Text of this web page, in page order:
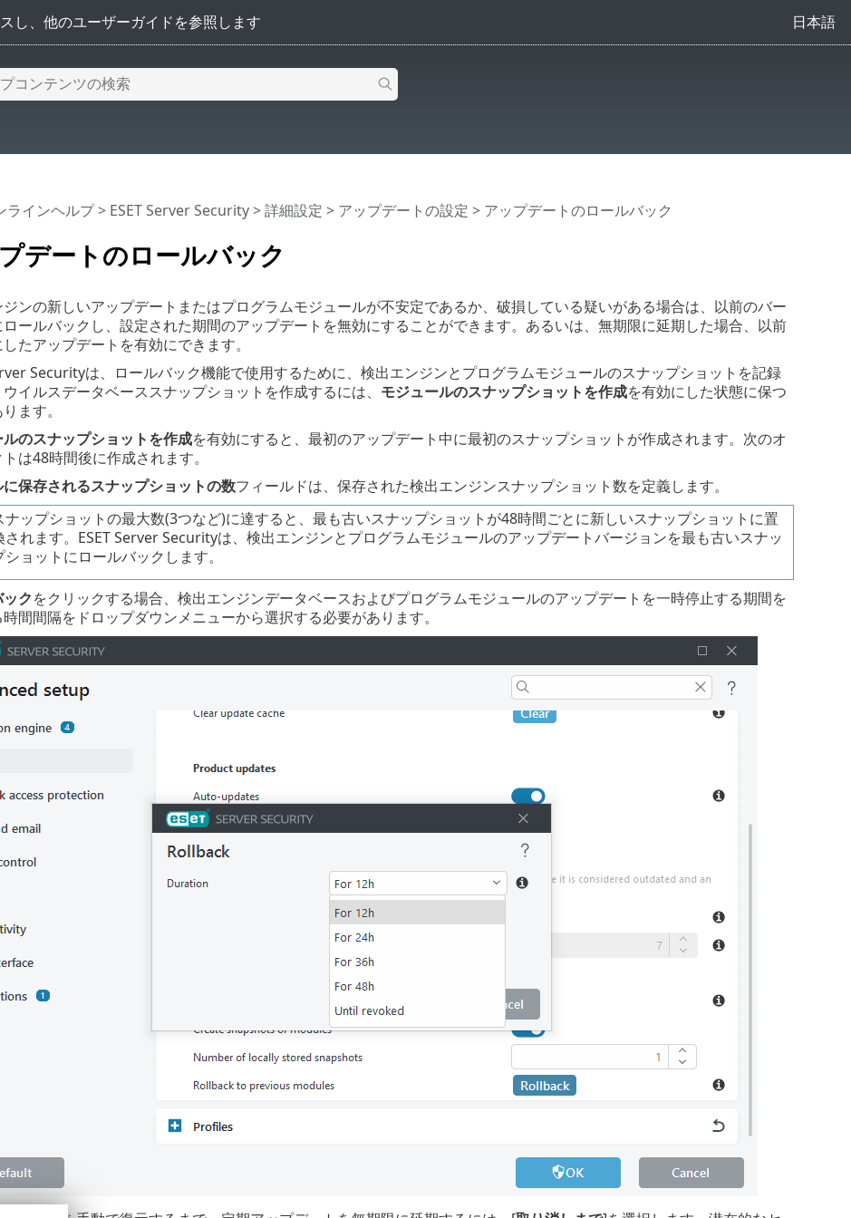
日本語
デートのロールバック
ラインヘルプ> ESET Server Security>詳細設定 > アップデートの設定 > アップデートのロールバック
ンの新しいアップデートまたはプログラムモジュールが不安定であるか、破損している疑いがある場合は、以前のバー
ロールバックし、設定された期間のアップデートを無効にすることができます。あるいは、無期限に延期した場合、以前
たアップデートを有効にできます。
Securityは、ロールバック機能で使用するために、検出エンジンとプログラムモジュールのスナップショットを記録
ウイルスデータベーススナップショットを作成するには、 モジュールのスナップショットを作成を有効にした状態に保つ
ます。
のスナップショットを作成を有効にすると、最初のアップデート中に最初のスナップショットが作成されます。次のオ
は48時間後に作成されます。
に保存されるスナップショットの数フィールドは、保存された検出エンジンスナップショット数を定義します。
ナップショットの最大数(3つなど)に達すると、最も古いスナップショットが48時間ごとに新しいスナップショットに置
されます。ESET Server Securityは、検出エンジンとプログラムモジュールのアップデートバージョンを最も古いスナッ
ショットにロールバックします。
クをクリックする場合、検出エンジンデータベースおよびプログラムモジュールのアップデートを一時停止する期間を
間間隔をドロップダウンメニューから選択する必要があります。